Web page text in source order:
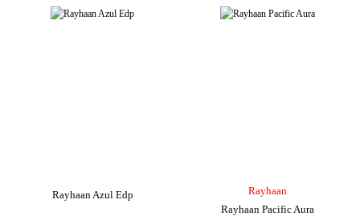
Rayhaan Azul Edp
Rayhaan
Rayhaan Pacific Aura